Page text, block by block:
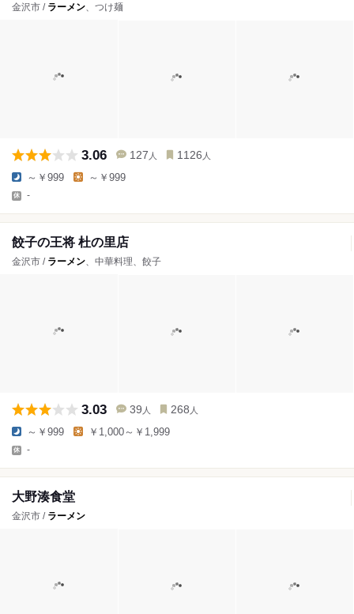
金沢市 / ラーメン、つけ麺
3.06 127 人 1126 人
～￥999 ～￥999
-
餃子の王将 杜の里店
金沢市 / ラーメン、中華料理、餃子
3.03 39 人 268 人
～￥999 ￥1,000～￥1,999
-
大野湊食堂
金沢市 / ラーメン